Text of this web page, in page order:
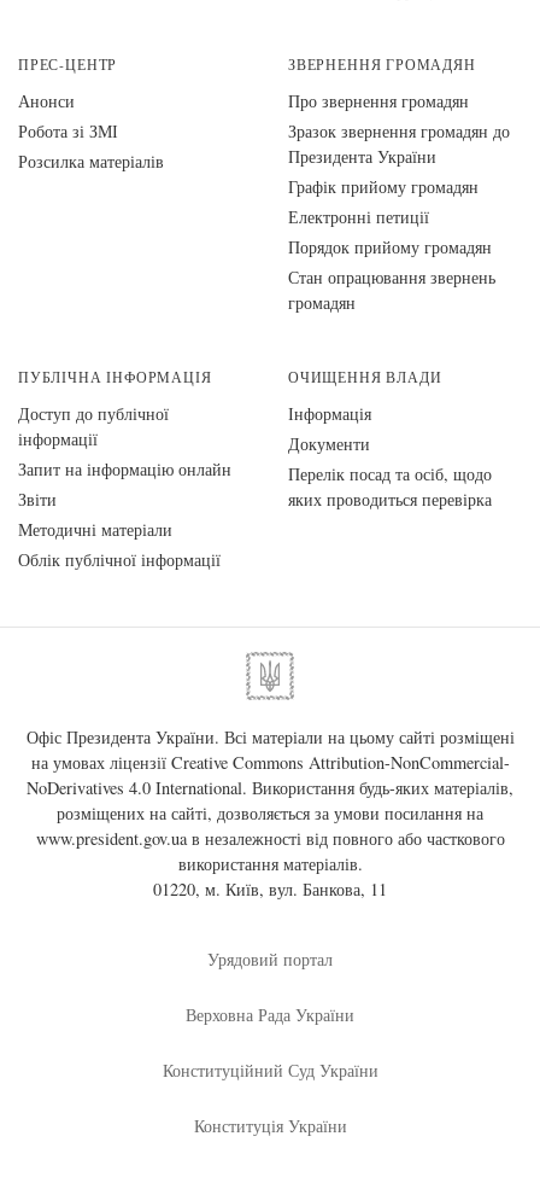
ПРЕС-ЦЕНТР
Анонси
Робота зі ЗМІ
Розсилка матеріалів
ЗВЕРНЕННЯ ГРОМАДЯН
Про звернення громадян
Зразок звернення громадян до
Президента України
Графік прийому громадян
Електронні петиції
Порядок прийому громадян
Стан опрацювання звернень
громадян
ПУБЛІЧНА ІНФОРМАЦІЯ
Доступ до публічної
інформації
Запит на інформацію онлайн
Звіти
Методичні матеріали
Облік публічної інформації
ОЧИЩЕННЯ ВЛАДИ
Інформація
Документи
Перелік посад та осіб, щодо
яких проводиться перевірка
Офіс Президента України. Всі матеріали на цьому сайті розміщені
на умовах ліцензії Creative Commons Attribution-NonCommercial-
NoDerivatives 4.0 International. Використання будь-яких матеріалів,
розміщених на сайті, дозволяється за умови посилання на
www.president.gov.uaв незалежності від повного або часткового
використання матеріалів.
01220, м. Київ, вул. Банкова, 11
Урядовий портал
Верховна Рада України
Конституційний Суд України
Конституція України